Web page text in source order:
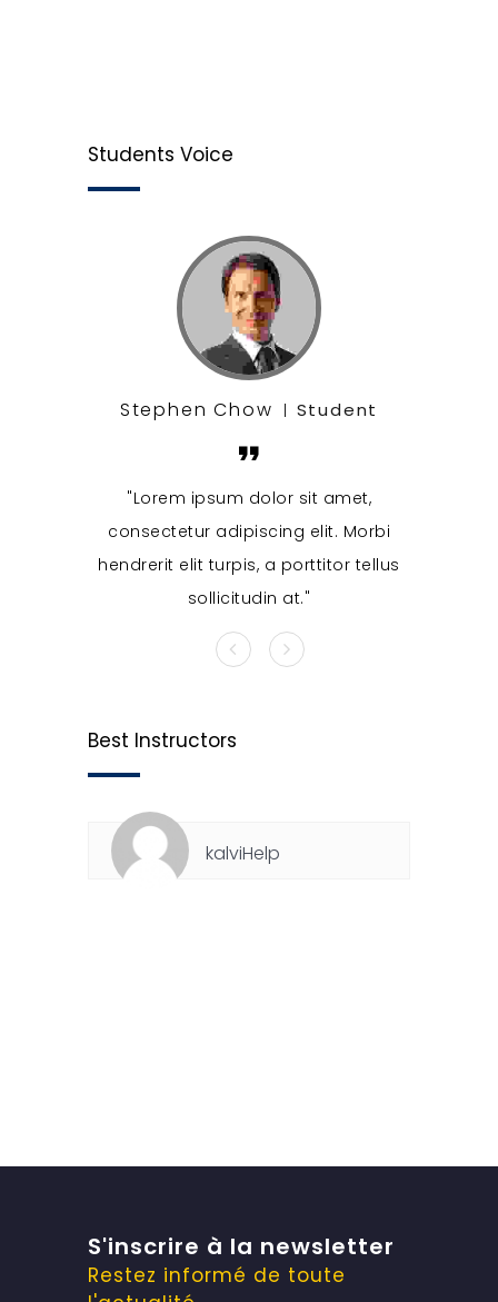
Students Voice
Stephen Chow Student
Lorem ipsum dolor sit amet,
consectetur adipiscing elit. Morbi
hendrerit elit turpis, a porttitor tellus
sollicitudin at.
Best Instructors
kalviHelp
S'inscrire à la newsletter
Restez informé de toute